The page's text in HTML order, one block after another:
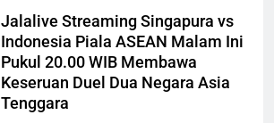
Jalalive Streaming Singapura vs
Indonesia Piala ASEAN Malam Ini
Pukul 20.00 WIB Membawa
Keseruan Duel Dua Negara Asia
Tenggara